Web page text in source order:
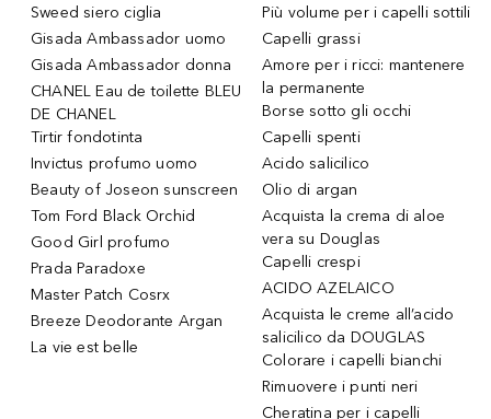
Sweed siero ciglia
Gisada Ambassador uomo
Gisada Ambassador donna
CHANEL Eau de toilette BLEU
DE CHANEL
Tirtir fondotinta
Invictus profumo uomo
Beauty of Joseon sunscreen
Tom Ford Black Orchid
Good Girl profumo
Prada Paradoxe
Master Patch Cosrx
Breeze Deodorante Argan
La vie est belle
Più volume per i capelli sottili
Capelli grassi
Amore per i ricci: mantenere
la permanente
Borse sotto gli occhi
Capelli spenti
Acido salicilico
Olio di argan
Acquista la crema di aloe
vera su Douglas
Capelli crespi
ACIDO AZELAICO
Acquista le creme all’acido
salicilico da DOUGLAS
Colorare i capelli bianchi
Rimuovere i punti neri
Cheratina per i capelli